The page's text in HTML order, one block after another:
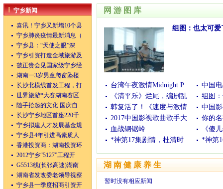
宁乡新闻
喜讯！宁乡又新增10个县
宁乡肺炎疫情最新消息（
宁乡县：“天使之眼”深
宁乡引资打造全域旅游及
虢正贵会见国家级宁乡经
湖南一3岁男童爬窗坠楼
长沙北横线首发工程，打
世界旅游*大赛湖南赛区
随手拾起的文化 国庆自
长沙宁乡地区首座220千
宁乡拟建人才发展基金规
宁乡县4年引进高素质人
香港投资商：湖南投资环
2012宁乡“5127”工程开
G5513线(长张高速)湖南
湖南省发改委老领导视察
宁乡县一季度招商引资开
网游图库
组图：也太可爱
台湾午夜激情Midnight P
《清平乐》烂尾，编剧乱
韩复活了！《速度与激情
2017中国影视歌曲歌手大
血战钢锯岭
*神第17集剧情，杜清时
中国
组图
中国
你的
《傻
*神第
湖南健康养生
暂时没有相应新闻